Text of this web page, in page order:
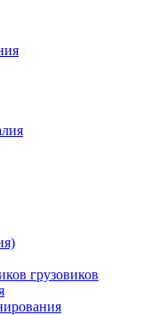
грузовиков